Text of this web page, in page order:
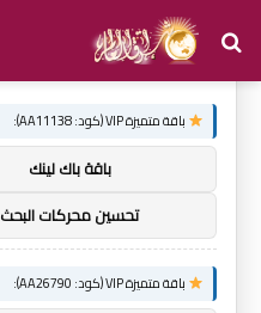
بحث
عن
توصيات :
باقة متميزة VIP (كود: AA11138):
باقة باك لينك
تحسين محركات البحث
باقة متميزة VIP (كود: AA26790):